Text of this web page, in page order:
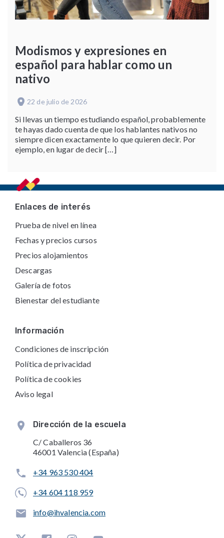
Modismos y expresiones en
español para hablar como un
nativo
22 de julio de 2026
Si llevas un tiempo estudiando español, probablemente
te hayas dado cuenta de que los hablantes nativos no
siempre dicen exactamente lo que quieren decir. Por
ejemplo, en lugar de decir […]
FooterEnlaces de interés
Prueba de nivel en línea
Fechas y precios cursos
Precios alojamientos
Descargas
Galería de fotos
Bienestar del estudiante
Información
Condiciones de inscripción
Política de privacidad
Política de cookies
Aviso legal
Dirección de la escuela
C/ Caballeros 36
46001 Valencia (España)
+34 963 530 404
+34 604 118 959
info@ihvalencia.com